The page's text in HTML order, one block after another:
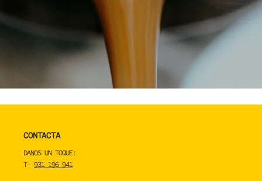
CONTACTA
DANOS UN TOQUE:
T- 931 196 941